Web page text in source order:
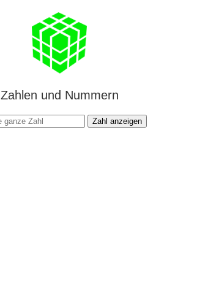
Zahlen und Nummern
Zahl anzeigen